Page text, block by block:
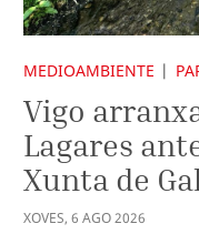
MEDIOAMBIENTE
Vigo
Lagares
Xunta de
XOVES, 6 AGO2026